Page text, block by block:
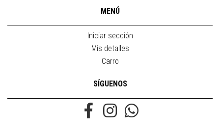
MENÚ
Iniciar sección
Mis detalles
Carro
SÍGUENOS